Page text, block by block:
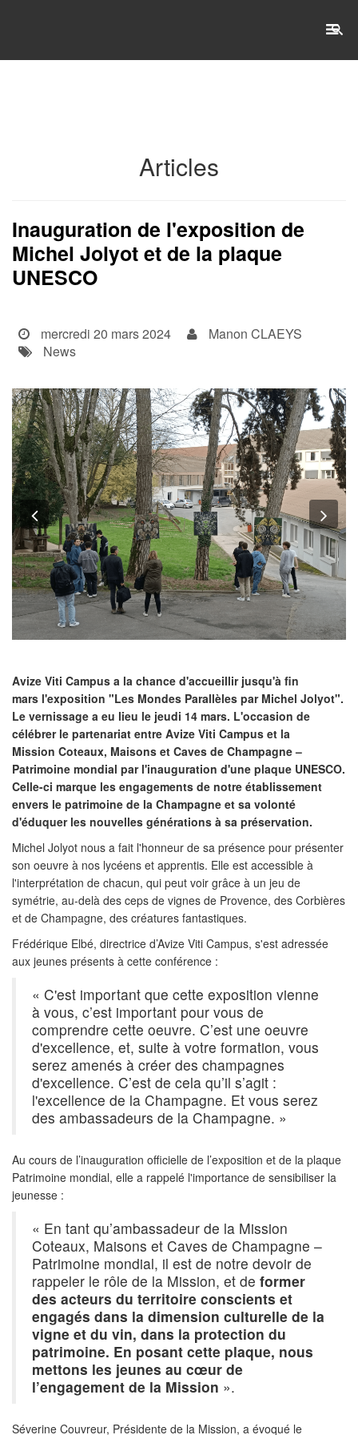
Articles
Inauguration de l'exposition de
Michel Jolyot et de la plaque
UNESCO
mercredi 20 mars 2024
Manon CLAEYS
News
Previous
Avize Viti Campus a la chance d'accueillir jusqu'à fin
mars l'exposition "Les Mondes Parallèles par Michel Jolyot".
Le vernissage a eu lieu le jeudi 14 mars. L'occasion de
célébrer le partenariat entre Avize Viti Campus et la
Mission Coteaux, Maisons et Caves de Champagne –
Patrimoine mondial par l'inauguration d'une plaque UNESCO.
Celle-ci marque les engagements de notre établissement
envers le patrimoine de la Champagne et sa volonté
d'éduquer les nouvelles générations à sa préservation.
Michel Jolyot nous a fait l'honneur de sa présence pour présenter
son oeuvre à nos lycéens et apprentis. Elle est accessible à
l'interprétation de chacun, qui peut voir grâce à un jeu de
symétrie, au-delà des ceps de vignes de Provence, des Corbières
et de Champagne, des créatures fantastiques.
Frédérique Elbé, directrice d’Avize Viti Campus, s'est adressée
aux jeunes présents à cette conférence :
« C'est important que cette exposition vienne
à vous, c’est important pour vous de
comprendre cette oeuvre. C’est une oeuvre
d'excellence, et, suite à votre formation, vous
serez amenés à créer des champagnes
d'excellence. C’est de cela qu’il s’agit :
l'excellence de la Champagne. Et vous serez
des ambassadeurs de la Champagne. »
Au cours de l’inauguration officielle de l’exposition et de la plaque
Patrimoine mondial, elle a rappelé l'importance de sensibiliser la
jeunesse :
« En tant qu’ambassadeur de la Mission
Coteaux, Maisons et Caves de Champagne –
Patrimoine mondial, il est de notre devoir de
rappeler le rôle de la Mission, et de former
des acteurs du territoire conscients et
engagés dans la dimension culturelle de la
vigne et du vin, dans la protection du
patrimoine. En posant cette plaque, nous
mettons les jeunes au cœur de
l’engagement de la Mission ».
Séverine Couvreur, Présidente de la Mission, a évoqué le
L'établissement
International